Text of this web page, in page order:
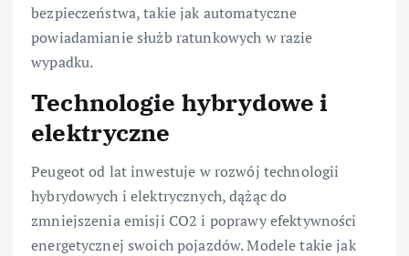
bezpieczeństwa, takie jak automatyczne
powiadamianie służb ratunkowych w razie
wypadku.
Technologie hybrydowe i
elektryczne
Peugeot od lat inwestuje w rozwój technologii
hybrydowych i elektrycznych, dążąc do
zmniejszenia emisji CO2 i poprawy efektywności
energetycznej swoich pojazdów. Modele takie jak